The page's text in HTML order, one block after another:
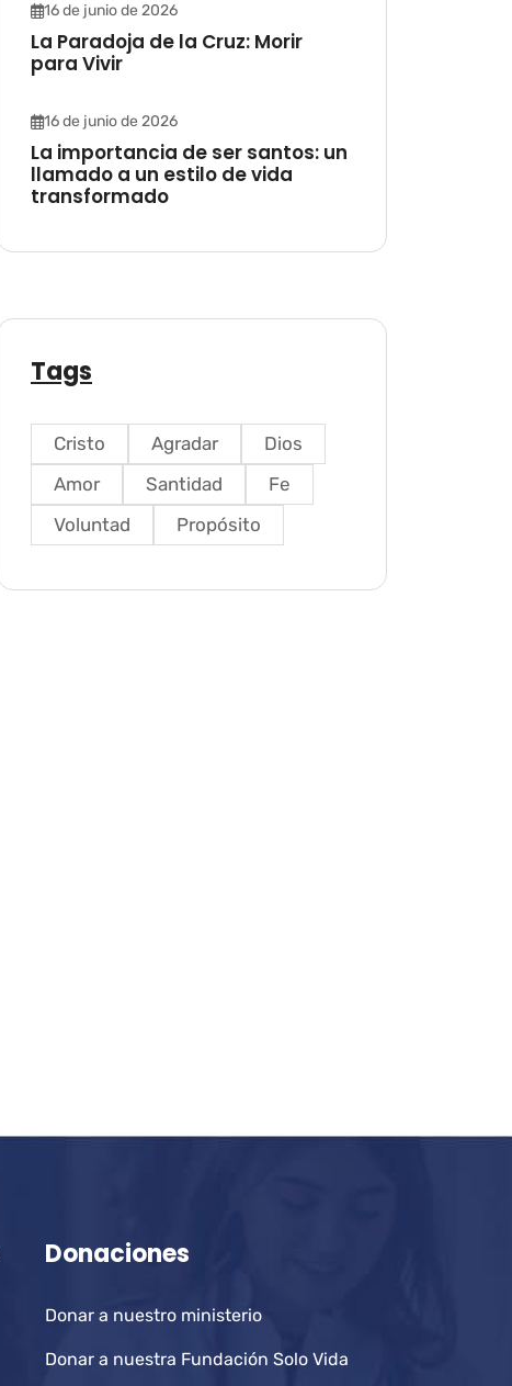
16 de junio de 2026
La Paradoja de la Cruz: Morir
para Vivir
16 de junio de 2026
La importancia de ser santos: un
llamado a un estilo de vida
transformado
Tags
Cristo Agradar
Dios
Amor
Santidad
Fe
Voluntad
Propósito
Donaciones
Donar a nuestro ministerio
Donar a nuestra Fundación Solo Vida